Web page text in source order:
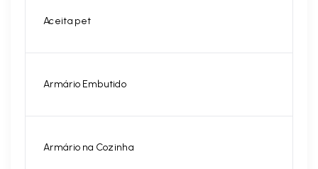
Aceita pet
Armário Embutido
Armário na Cozinha